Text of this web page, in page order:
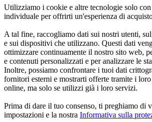
Utilizziamo i cookie e altre tecnologie solo
individuale per offrirti un'esperienza di
A tal fine, raccogliamo dati sui nostri utenti,
e sui dispositivi che utilizzano. Questi dati
ottimizzare continuamente il nostro sito web,
e contenuti personalizzati e per analizzare le
Inoltre, possiamo confrontare i tuoi dati
fornitori esterni e mostrarti offerte tramite i
online, ma solo se utilizzi già i loro servizi.
Prima di dare il tuo consenso, ti preghiamo di
impostazioni e la nostra Informativa sulla